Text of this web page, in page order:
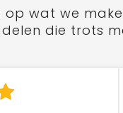
op wat we
die trots